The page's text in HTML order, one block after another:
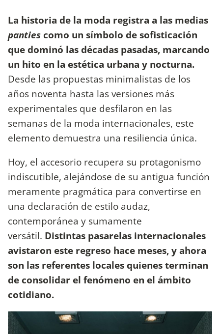
La historia de la moda registra a las medias
panties como un símbolo de sofisticación
que dominó las décadas pasadas, marcando
un hito en la estética urbana y nocturna.
Desde las propuestas minimalistas de los
años noventa hasta las versiones más
experimentales que desfilaron en las
semanas de la moda internacionales, este
elemento demuestra una resiliencia única.
Hoy, el accesorio recupera su protagonismo
indiscutible, alejándose de su antigua función
meramente pragmática para convertirse en
una declaración de estilo audaz,
contemporánea y sumamente
versátil. Distintas pasarelas internacionales
avistaron este regreso hace meses, y ahora
son las referentes locales quienes terminan
de consolidar el fenómeno en el ámbito
cotidiano.